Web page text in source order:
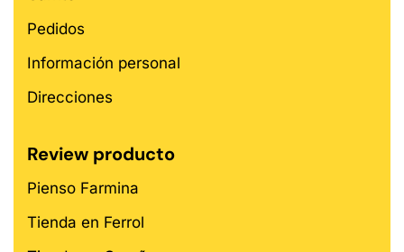
Pedidos
Información personal
Direcciones
Review producto
Pienso Farmina
Tienda en Ferrol